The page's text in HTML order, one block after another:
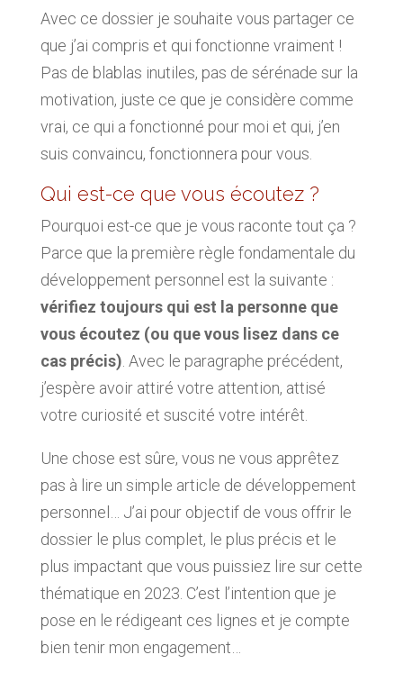
Avec ce dossier je souhaite vous partager ce
que j’ai compris et qui fonctionne vraiment !
Pas de blablas inutiles, pas de sérénade sur la
motivation, juste ce que je considère comme
vrai, ce qui a fonctionné pour moi et qui, j’en
suis convaincu, fonctionnera pour vous.
Qui est-ce que vous écoutez ?
Pourquoi est-ce que je vous raconte tout ça ?
Parce que la première règle fondamentale du
développement personnel est la suivante :
vérifiez toujours qui est la personne que
vous écoutez (ou que vous lisez dans ce
cas précis). Avec le paragraphe précédent,
j’espère avoir attiré votre attention, attisé
votre curiosité et suscité votre intérêt.
Une chose est sûre, vous ne vous apprêtez
pas à lire un simple article de développement
personnel… J’ai pour objectif de vous offrir le
dossier le plus complet, le plus précis et le
plus impactant que vous puissiez lire sur cette
thématique en 2023. C’est l’intention que je
pose en le rédigeant ces lignes et je compte
bien tenir mon engagement…